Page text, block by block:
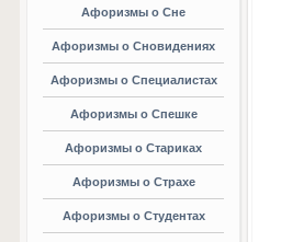
Афоризмы о Сне
Афоризмы о Сновидениях
Афоризмы о Специалистах
Афоризмы о Спешке
Афоризмы о Стариках
Афоризмы о Страхе
Афоризмы о Студентах